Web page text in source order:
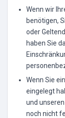
Wenn wir
benötigen,
oder
haben Sie
Wenn Sie
eingelegt
und
noch nicht